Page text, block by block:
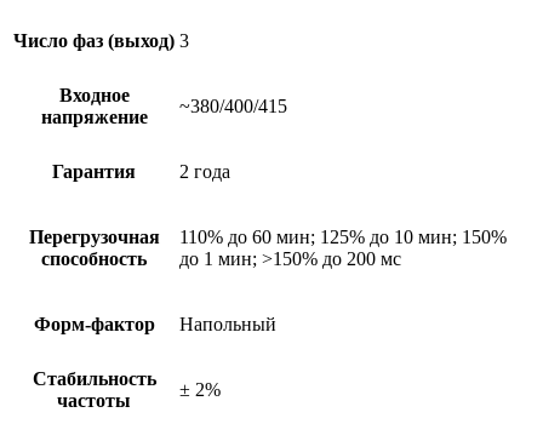
Число фаз (выход) 3
Входное
напряжение
~380/400/415
Гарантия 2 года
Перегрузочная
способность
110% до 60 мин; 125% до 10 мин; 150%
до 1 мин; >150% до 200 мс
Форм-фактор Напольный
Стабильность
частоты
± 2%